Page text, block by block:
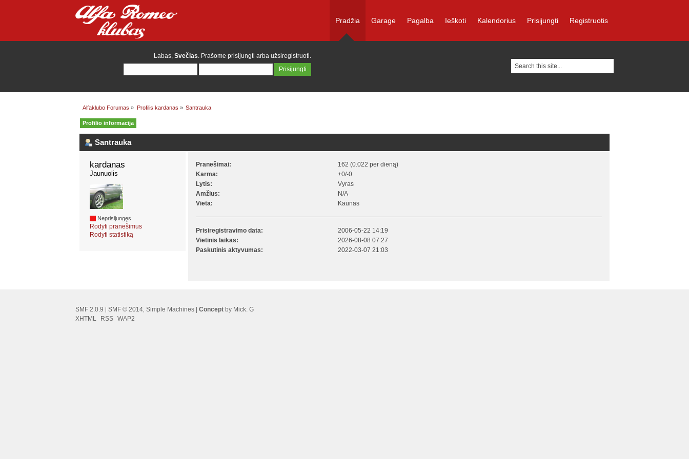
Pradžia Garage Pagalba Ieškoti Kalendorius Prisijungti Registruotis
Labas, Svečias. Prašome prisijungti arba užsiregistruoti.
Alfaklubo Forumas » Profilis kardanas » Santrauka
Profilio informacija
Santrauka
kardanas
Jaunuolis
Neprisijungęs
Rodyti pranešimus
Rodyti statistiką
Pranešimai:
162 (0.022 per dieną)
Karma:
+0/-0
Lytis:
Vyras
Amžius:
N/A
Vieta:
Kaunas
Prisiregistravimo data:
2006-05-22 14:19
Vietinis laikas:
2026-08-08 07:27
Paskutinis aktyvumas:
2022-03-07 21:03
SMF 2.0.9 SMF © 2014 Simple Machines Concept by Mick. G
XHTML
RSS WAP2